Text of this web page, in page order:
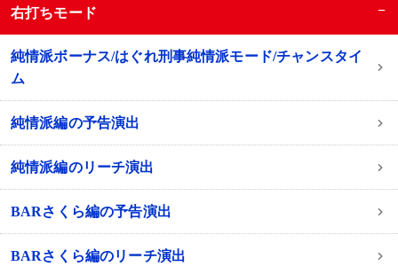
右打ちモード −
純情派ボーナス/はぐれ刑事純情派モード/チャンスタイ
ム
純情派編の予告演出
純情派編のリーチ演出
BARさくら編の予告演出
BARさくら編のリーチ演出